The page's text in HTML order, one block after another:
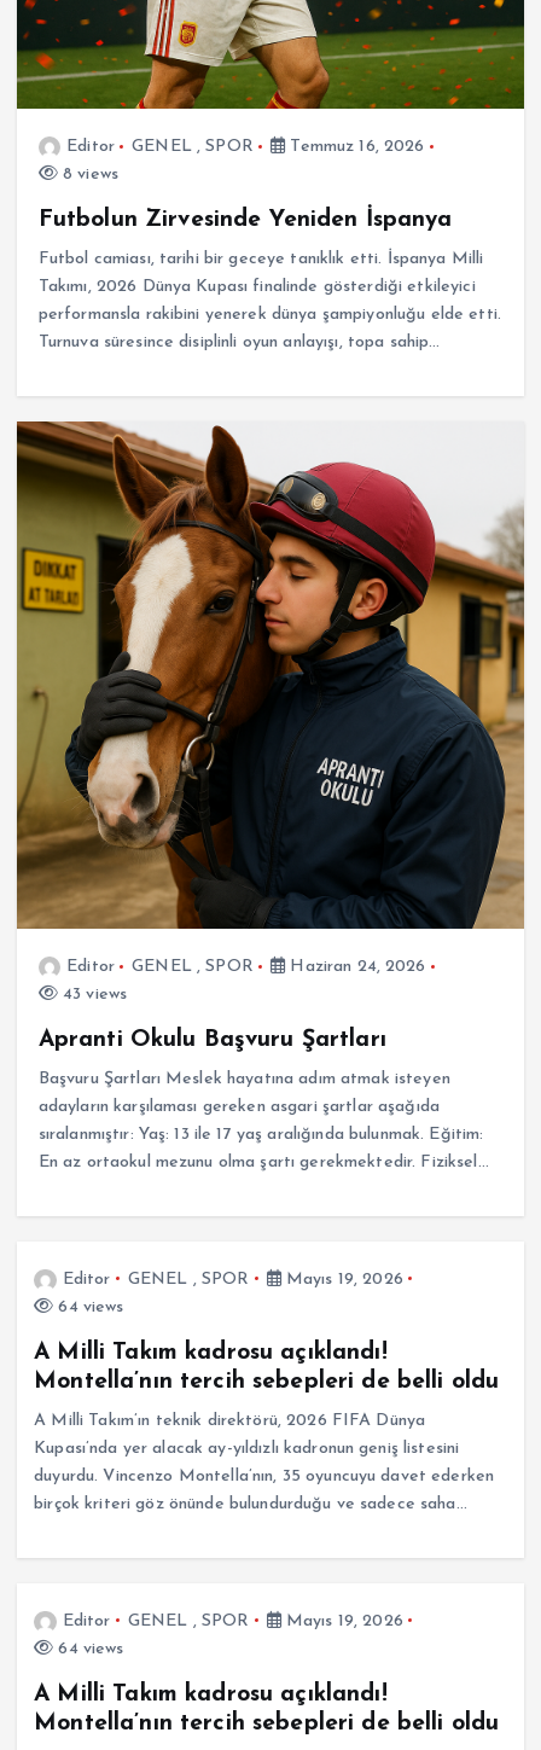
Editor GENEL,SPOR
Temmuz 16, 2026
8 views
Futbolun Zirvesinde Yeniden İspanya
Futbol camiası, tarihi bir geceye tanıklık etti. İspanya Milli
Takımı, 2026 Dünya Kupası finalinde gösterdiği etkileyici
performansla rakibini yenerek dünya şampiyonluğu elde etti.
Turnuva süresince disiplinli oyun anlayışı, topa sahip…
Editor GENEL,SPOR
Haziran 24, 2026
43 views
Apranti Okulu Başvuru Şartları
Başvuru Şartları Meslek hayatına adım atmak isteyen
adayların karşılaması gereken asgari şartlar aşağıda
sıralanmıştır: Yaş: 13 ile 17 yaş aralığında bulunmak. Eğitim:
En az ortaokul mezunu olma şartı gerekmektedir. Fiziksel…
Editor GENEL , SPOR
Mayıs 19, 2026
64 views
A Milli Takım kadrosu açıklandı!
Montella’nın tercih sebepleri de belli oldu
A Milli Takım’ın teknik direktörü, 2026 FIFA Dünya
Kupası’nda yer alacak ay-yıldızlı kadronun geniş listesini
duyurdu. Vincenzo Montella’nın, 35 oyuncuyu davet ederken
birçok kriteri göz önünde bulundurduğu ve sadece saha…
Editor GENEL , SPOR
Mayıs 19, 2026
64 views
A Milli Takım kadrosu açıklandı!
Montella’nın tercih sebepleri de belli oldu